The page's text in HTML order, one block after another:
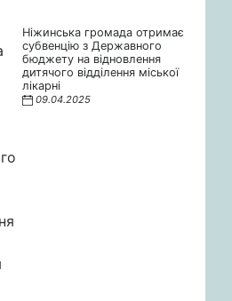
Ніжинська громада отримає
субвенцію з Державного
бюджету на відновлення
дитячого відділення міської
лікарні
09.04.2025